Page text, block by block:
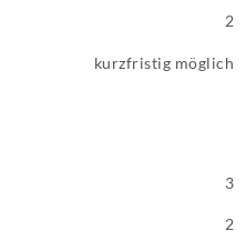
2
kurzfristig möglich
3
2